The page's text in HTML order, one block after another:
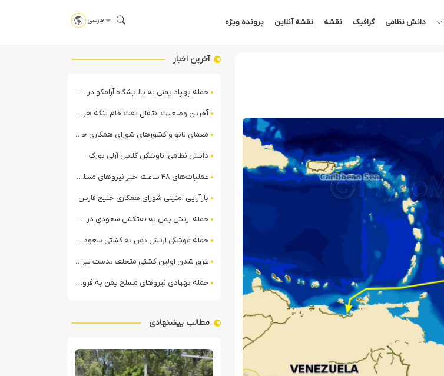
دانش نظامی گرافیک نقشه نقشه آنلاین پرونده ویژه فارسی
آخرین اخبار
حمله پهپاد یمنی به پالایشگاه آرامکو در جیزان
آخرین وضعیت انتقال نفت خام تنگه هرمز | هفته اول ماه میلادی جاری
معمای ناتو و کشورهای شورای همکاری خلیج فارس
دانش نظامی: ناوشکن کلاس آرلی بورک
عملیات‌های ۴۸ ساعت اخیر نیروهای مسلح یمن علیه ائتلاف سعودی + ویدیو
بازآرایی امنیتی شورای همکاری خلیج فارس
حمله ارتش یمن به نفتکش سعودی در خلیج عدن
حمله موشکی ارتش یمن به کشتی سعودی در شمال دریای سرخ
غرق شدن اولین کشتی متخلف بدست نیروی دریایی ارتش یمن
حمله پهپادی نیروهای مسلح یمن به فرودگاه نجران
مطالب پیشنهادی